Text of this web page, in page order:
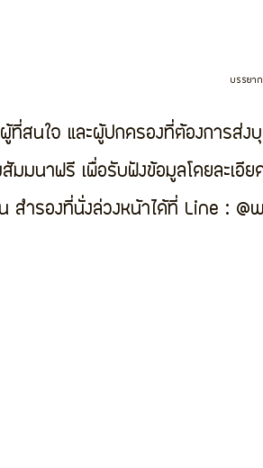
บรรยาก
ที่สนใจ และผู้ปกครองที่ต้องการส่ง
สัมมนาฟรี เพื่อรับฟังข้อมูลโดยละเ
น สำรองที่นั่งล่วงหน้าได้ที่ Line :